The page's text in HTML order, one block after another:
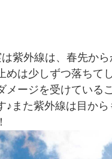
紫外線は、春先から
めは少しずつ落ちて
メージを受けている
また紫外線は目か